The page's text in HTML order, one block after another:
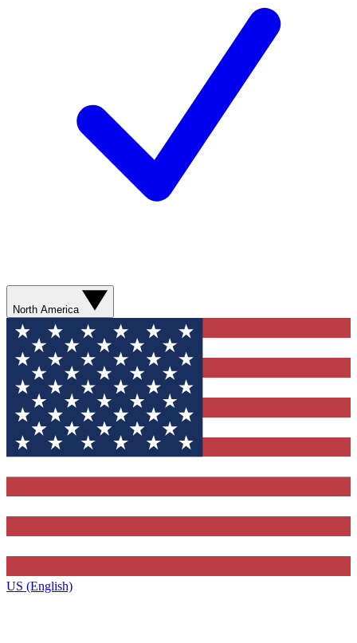
North America
US (English)